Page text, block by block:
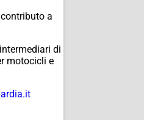
a
di
motocicli e